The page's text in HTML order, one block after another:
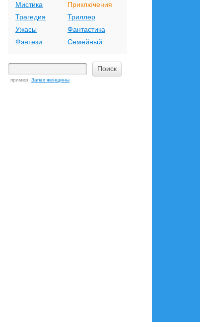
Мистика
Приключения
Трагедия
Триллер
Ужасы
Фантастика
Фэнтези
Семейный
пример: Запах женщины